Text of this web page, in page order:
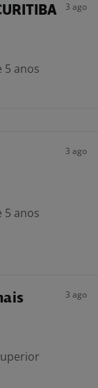
3 ago
5 anos
3 ago
5 anos
3 ago